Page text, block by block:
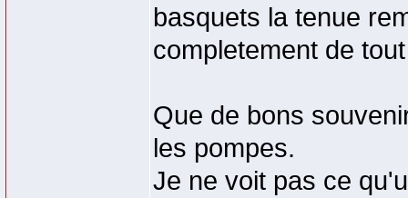
basquets la tenue
completement de
Que de bons
les pompes.
Je ne voit pas ce